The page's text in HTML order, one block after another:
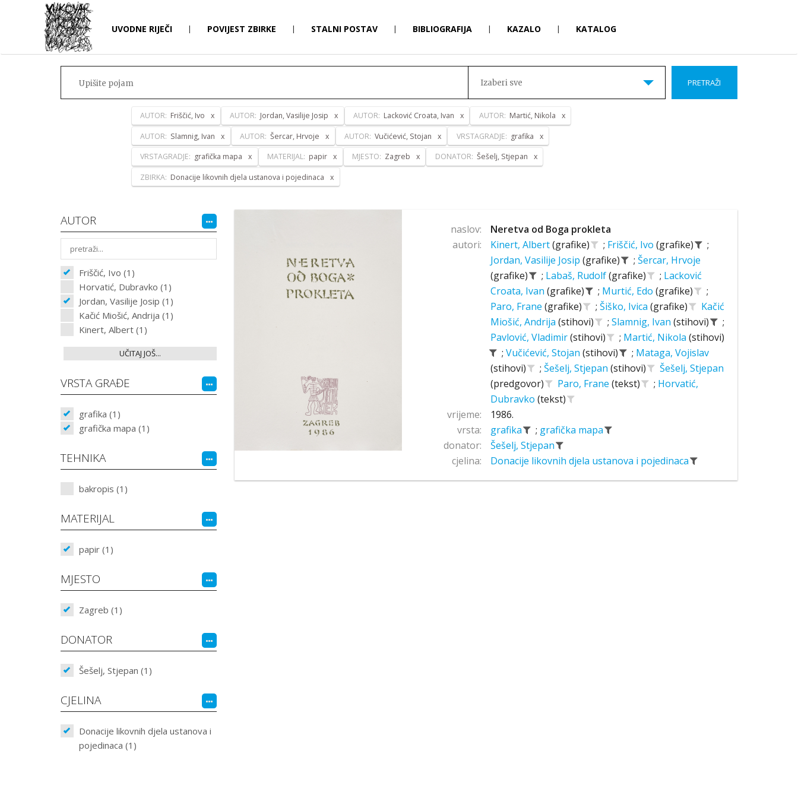
UVODNE RIJEČI | POVIJEST ZBIRKE | STALNI POSTAV | BIBLIOGRAFIJA | KAZALO | KATALOG
Izaberi sve PRETRAŽI
AUTOR: Friščić, Ivo AUTOR: Jordan, Vasilije Josip AUTOR: Lacković Croata, Ivan AUTOR: Martić, Nikola
AUTOR: Slamnig, Ivan AUTOR: Šercar, Hrvoje AUTOR: Vučićević, Stojan VRSTAGRADJE: grafika
VRSTAGRADJE: grafička mapa MATERIJAL: papir MJESTO: Zagreb DONATOR: Šešelj, Stjepan
ZBIRKA: Donacije likovnih djela ustanova i pojedinaca
AUTOR
Friščić, Ivo (1)
Horvatić, Dubravko (1)
Jordan, Vasilije Josip (1)
Kačić Miošić, Andrija (1)
Kinert, Albert (1)
UČITAJ JOŠ...
VRSTA GRAĐE
grafika (1)
grafička mapa (1)
TEHNIKA
bakropis (1)
MATERIJAL
papir (1)
MJESTO
Zagreb (1)
DONATOR
Šešelj, Stjepan (1)
CJELINA
Donacije likovnih djela ustanova i
pojedinaca (1)
naslov:
Neretva od Boga prokleta
autori:
Kinert, Albert(grafike) ; Friščić, Ivo (grafike)
;
Jordan, Vasilije Josip (grafike) ; Šercar, Hrvoje
(grafike)
; Labaš, Rudolf(grafike) ; Lacković
Croata, Ivan (grafike) ; Murtić, Edo (grafike)
;
Paro, Frane (grafike) ; Šiško, Ivica (grafike)
Kačić
Miošić, Andrija (stihovi) ; Slamnig, Ivan (stihovi)
;
Pavlović, Vladimir(stihovi) ; Martić, Nikola (stihovi)
; Vučićević, Stojan (stihovi) ; Mataga, Vojislav
(stihovi)
; Šešelj, Stjepan (stihovi)
Šešelj, Stjepan
(predgovor)
Paro, Frane (tekst) ; Horvatić,
Dubravko (tekst)
vrijeme:
1986.
vrsta:
grafika ; grafička mapa
donator:
Šešelj, Stjepan
cjelina:
Donacije likovnih djela ustanova i pojedinaca